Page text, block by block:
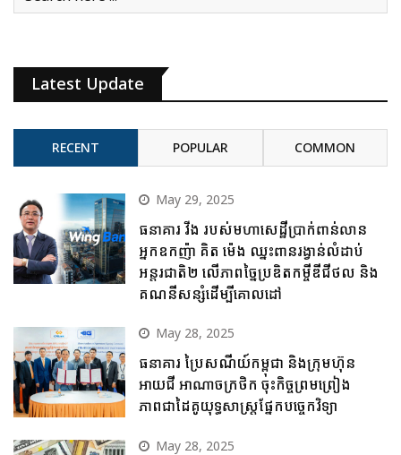
Latest Update
RECENT POPULAR COMMON
May 29, 2025
ធនាគារ វីង របស់មហាសេដ្ឋីប្រាក់ពាន់លាន
អ្នកឧកញ៉ា គិត ម៉េង ឈ្នះពានរង្វាន់លំដាប់
អន្តរជាតិ២ លើភាពច្នៃប្រឌិតកម្ចីឌីជីថល និង
គណនីសន្សំដើម្បីគោលដៅ
May 28, 2025
ធនាគារ ប្រៃសណីយ៍កម្ពុជា និងក្រុមហ៊ុន
អាយជី អាណាចក្រថិក ចុះកិច្ចព្រមព្រៀង
ភាពជាដៃគូយុទ្ធសាស្ត្រផ្នែកបច្ចេកវិទ្យា
May 28, 2025